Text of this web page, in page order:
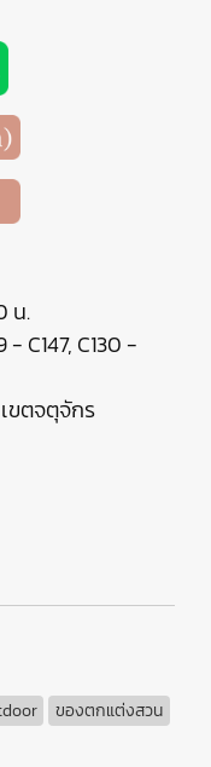
น.
- C147, C130 -
ขตจตุจักร
ของตกแต่งสวน